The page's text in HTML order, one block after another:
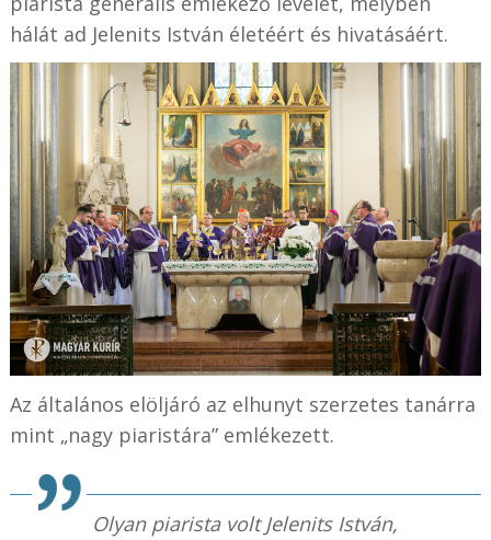
hálát ad Jelenits István életéért és hivatásáért.
Az általános elöljáró az elhunyt szerzetes tanárra
mint „nagy piaristára” emlékezett.
Olyan piarista volt Jelenits István,